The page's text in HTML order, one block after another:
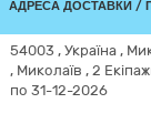
АДРЕСА ДОСТАВКИ /
54003 , Україна ,
, Миколаїв , 2
по 31-12-2026